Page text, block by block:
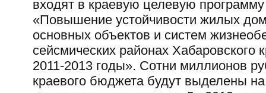
входят в краевую целевую программу
«Повышение устойчивости жилых
основных объектов и систем
сейсмических районах Хабаровского
2011-2013 годы». Сотни миллионов
краевого бюджета будут выделены на